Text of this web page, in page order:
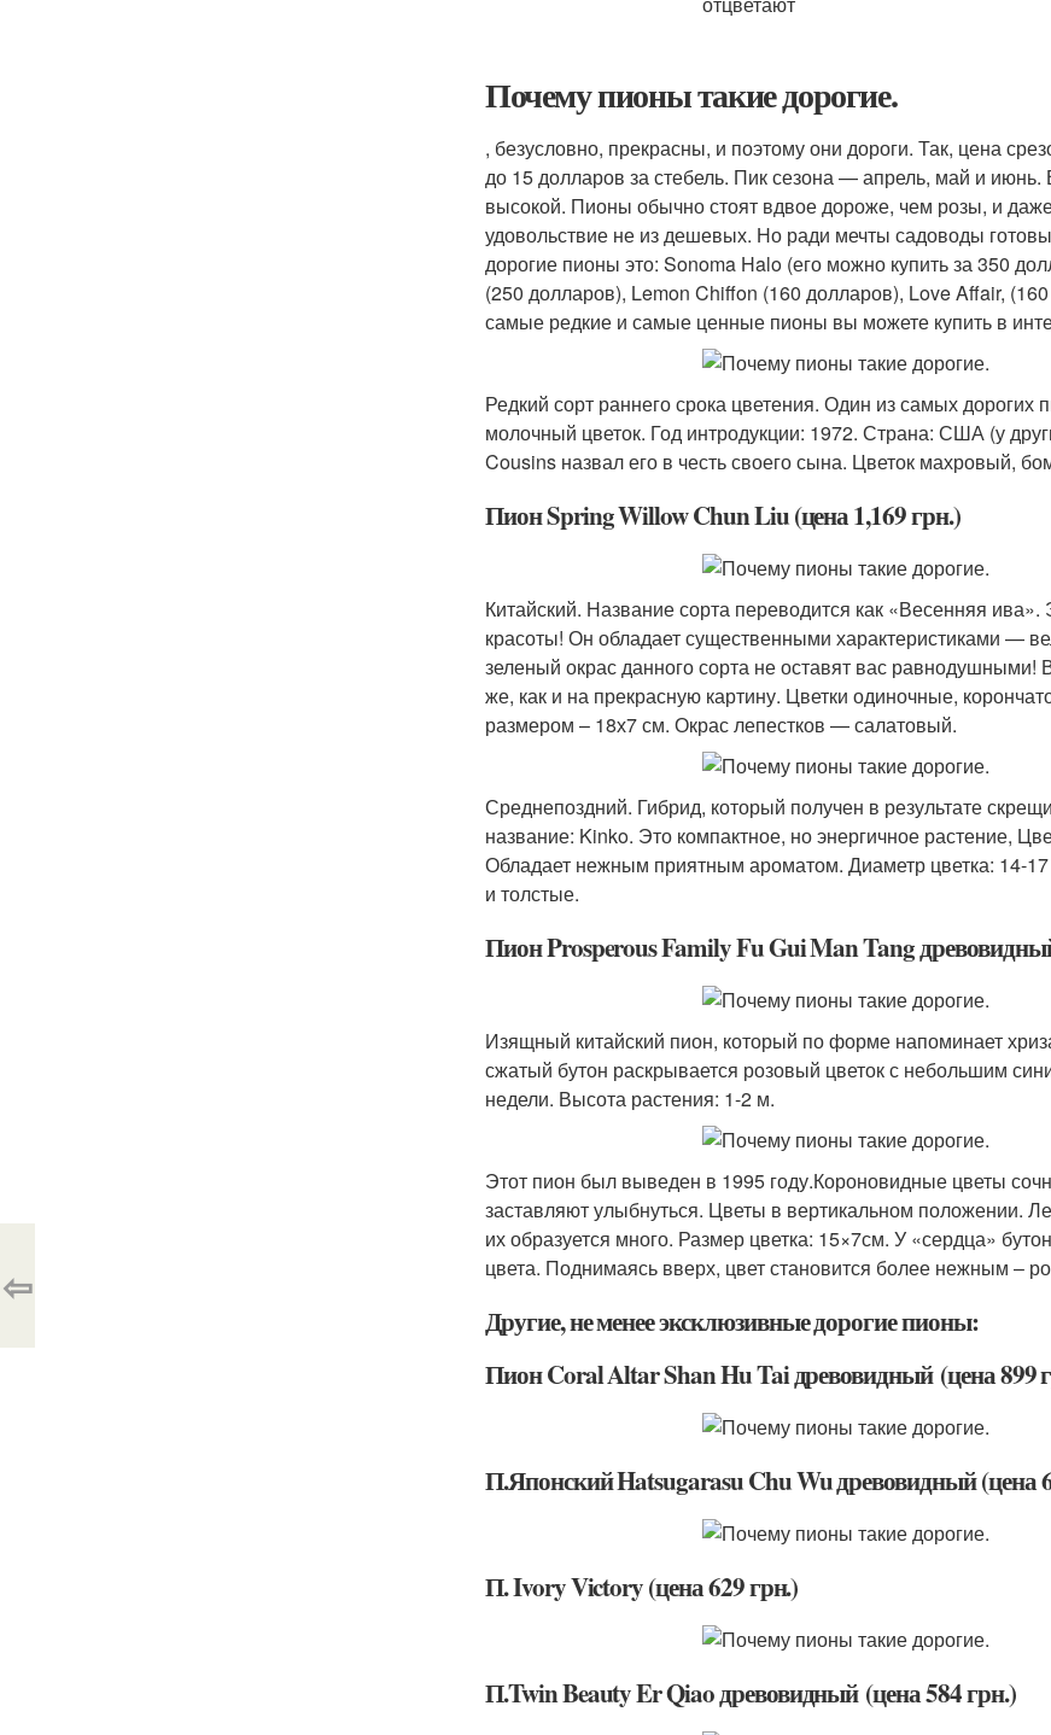
Почему пионы такие дорогие.
, безусловно, прекрасны, и поэтому они дороги. Так, цена
до 15 долларов за стебель. Пик сезона — апрель, май и
высокой. Пионы обычно стоят вдвое дороже, чем розы, и
удовольствие не из дешевых. Но ради мечты садоводы
дорогие пионы это: Sonoma Halo (его можно купить за 350
(250 долларов), Lemon Chiffon (160 долларов), Love Affair,
самые редкие и самые ценные пионы вы можете купить в
Редкий сорт раннего срока цветения. Один из самых
молочный цветок. Год интродукции: 1972. Страна: США (у
Cousins назвал его в честь своего сына. Цветок махровый,
Пион Spring Willow Chun Liu (цена 1,169 грн.)
Китайский. Название сорта переводится как «Весенняя
красоты! Он обладает существенными характеристиками —
зеленый окрас данного сорта не оставят вас равнодушными!
же, как и на прекрасную картину. Цветки одиночные,
размером – 18х7 см. Окрас лепестков — салатовый.
Среднепоздний. Гибрид, который получен в результате
название: Kinko. Это компактное, но энергичное растение,
Обладает нежным приятным ароматом. Диаметр цветка: 14-17
и толстые.
Пион Prosperous Family Fu Gui Man Tang
Изящный китайский пион, который по форме напоминает
сжатый бутон раскрывается розовый цветок с небольшим
недели. Высота растения: 1-2 м.
Этот пион был выведен в 1995 году.Короновидные цветы
заставляют улыбнуться. Цветы в вертикальном положении.
их образуется много. Размер цветка: 15×7см. У «сердца»
цвета. Поднимаясь вверх, цвет становится более нежным –
Другие, не менее эксклюзивные дорогие пионы:
Пион Coral Altar Shan Hu Tai древовидный (цена 899
П.Японский Hatsugarasu Chu Wu древовидный (цена
П. Ivory Victory (цена 629 грн.)
П.Twin Beauty Er Qiao древовидный (цена 584 грн.)
⇦